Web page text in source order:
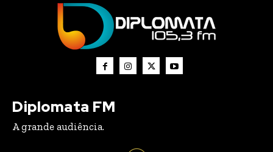
Diplomata FM
A grande audiência.